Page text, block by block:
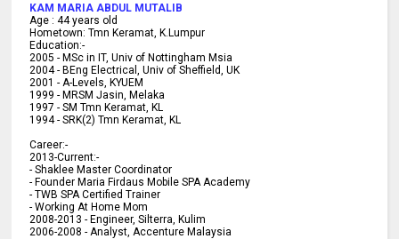
KAM MARIA ABDUL MUTALIB
Age : 44 years old
Hometown: Tmn Keramat, K.Lumpur
Education:-
2005 - MSc in IT, Univ of Nottingham Msia
2004 -BEng Electrical, Univ of Sheffield, UK
2001 - A-Levels, KYUEM
1999 -MRSM Jasin, Melaka
1997 -SM Tmn Keramat, KL
1994 -SRK(2) Tmn Keramat, KL
Career:-
2013-Current:-
- Shaklee Master Coordinator
- Founder Maria Firdaus Mobile SPA Academy
- TWB SPA Certified Trainer
- Working At Home Mom
2008-2013 - Engineer, Silterra, Kulim
2006-2008 - Analyst, Accenture Malaysia